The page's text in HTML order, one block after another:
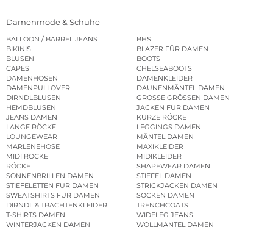
Damenmode & Schuhe
BALLOON / BARREL JEANS
BHS
BIKINIS
BLAZER FÜR DAMEN
BLUSEN
BOOTS
CAPES
CHELSEABOOTS
DAMENHOSEN
DAMENKLEIDER
DAMENPULLOVER
DAUNENMÄNTEL DAMEN
DIRNDLBLUSEN
GROSSE GRÖSSEN DAMEN
HEMDBLUSEN
JACKEN FÜR DAMEN
JEANS DAMEN
KURZE RÖCKE
LANGE RÖCKE
LEGGINGS DAMEN
LOUNGEWEAR
MÄNTEL DAMEN
MARLENEHOSE
MAXIKLEIDER
MIDI RÖCKE
MIDIKLEIDER
RÖCKE
SHAPEWEAR DAMEN
SONNENBRILLEN DAMEN
STIEFEL DAMEN
STIEFELETTEN FÜR DAMEN
STRICKJACKEN DAMEN
SWEATSHIRTS FÜR DAMEN
SOCKEN DAMEN
DIRNDL & TRACHTENKLEIDER
TRENCHCOATS
T-SHIRTS DAMEN
WIDELEG JEANS
WINTERJACKEN DAMEN
WOLLMÄNTEL DAMEN